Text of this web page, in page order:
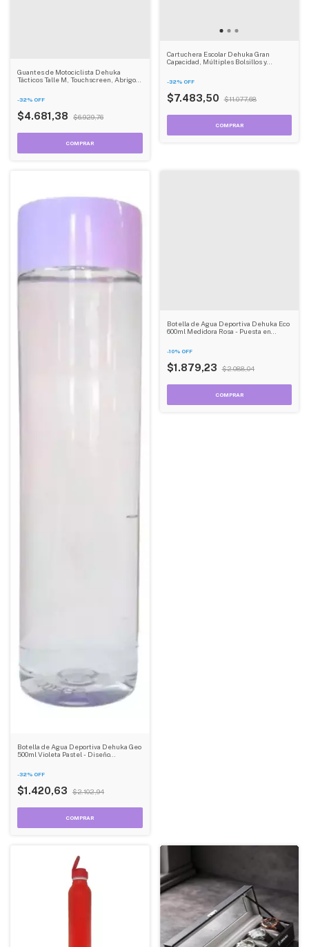
Guantes de Motociclista Dehuka
Tácticos Talle M, Touchscreen, Abrigo
-32% OFF
$4.681,38 $6.929,76
Cartuchera Escolar Dehuka Gran
Capacidad, Múltiples Bolsillos y
-32% OFF
$7.483,50 $11.077,68
Botella de Agua Deportiva Dehuka Geo
500ml Violeta Pastel - Diseño
-32% OFF
$1.420,63 $2.102,94
Botella de Agua Deportiva Dehuka Eco
600ml Medidora Rosa - Puesta en
-10% OFF
$1.879,23 $2.088,04